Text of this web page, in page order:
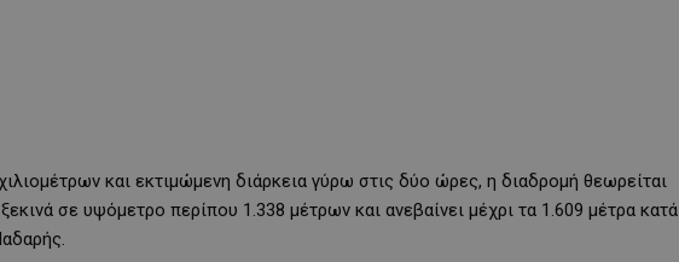
και εκτιμώμενη διάρκεια γύρω στις δύο ώρες, η διαδρομή θεωρείται
σε υψόμετρο περίπου 1.338 μέτρων και ανεβαίνει μέχρι τα 1.609 μέτρα κατά